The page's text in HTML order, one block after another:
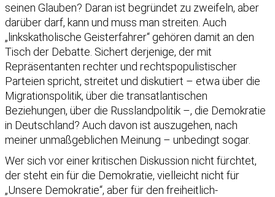
seinen Glauben? Daran ist begründet zu zweifeln, aber
darüber darf, kann und muss man streiten. Auch
„linkskatholische Geisterfahrer“ gehören damit an den
Tisch der Debatte. Sichert derjenige, der mit
Repräsentanten rechter und rechtspopulistischer
Parteien spricht, streitet und diskutiert – etwa über die
Migrationspolitik, über die transatlantischen
Beziehungen, über die Russlandpolitik –, die Demokratie
in Deutschland? Auch davon ist auszugehen, nach
meiner unmaßgeblichen Meinung – unbedingt sogar.
Wer sich vor einer kritischen Diskussion nicht fürchtet,
der steht ein für die Demokratie, vielleicht nicht für
„Unsere Demokratie“, aber für den freiheitlich-